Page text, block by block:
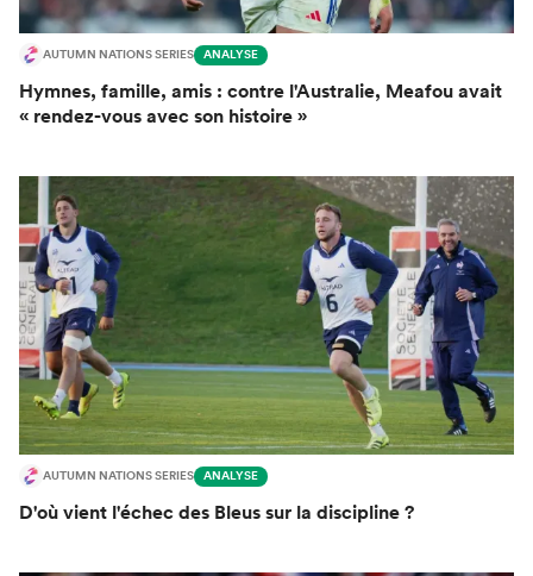
AUTUMN NATIONS SERIES ANALYSE
Hymnes, famille, amis : contre l'Australie, Meafou avait
« rendez-vous avec son histoire »
AUTUMN NATIONS SERIES ANALYSE
D'où vient l'échec des Bleus sur la discipline ?